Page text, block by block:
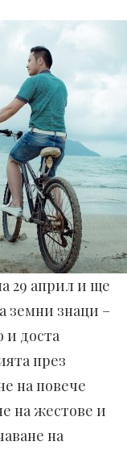
29 април и ще
земни знаци –
и доста
през
на повече
на жестове и
на